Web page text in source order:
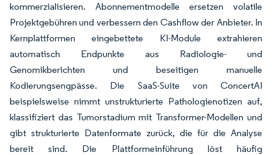
kommerzialisieren. Abonnementmodelle ersetzen volatile
Projektgebühren und verbessern den Cashflow der Anbieter. In
Kernplattformen eingebettete KI-Module extrahieren
automatisch Endpunkte aus Radiologie- und
Genomikberichten und beseitigen manuelle
Kodierungsengpässe. Die SaaS-Suite von ConcertAI
beispielsweise nimmt unstrukturierte Pathologienotizen auf,
klassifiziert das Tumorstadium mit Transformer-Modellen und
gibt strukturierte Datenformate zurück, die für die Analyse
bereit sind. Die Plattformeinführung löst häufig